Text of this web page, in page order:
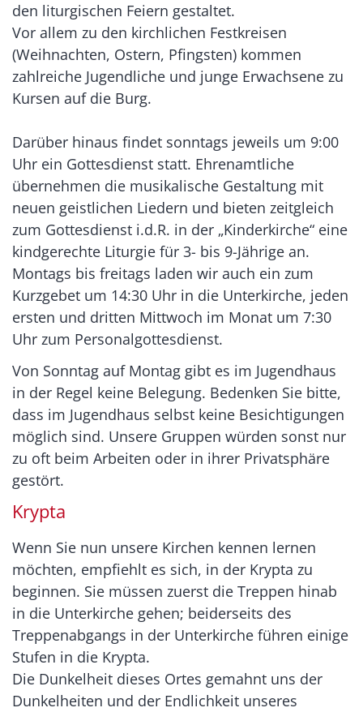
den liturgischen Feiern gestaltet.
Vor allem zu den kirchlichen Festkreisen
(Weihnachten, Ostern, Pfingsten) kommen
zahlreiche Jugendliche und junge Erwachsene zu
Kursen auf die Burg.
Darüber hinaus findet sonntags jeweils um 9:00
Uhr ein Gottesdienst statt. Ehrenamtliche
übernehmen die musikalische Gestaltung mit
neuen geistlichen Liedern und bieten zeitgleich
zum Gottesdienst i.d.R. in der „Kinderkirche“ eine
kindgerechte Liturgie für 3- bis 9-Jährige an.
Montags bis freitags laden wir auch ein zum
Kurzgebet um 14:30 Uhr in die Unterkirche, jeden
ersten und dritten Mittwoch im Monat um 7:30
Uhr zum Personalgottesdienst.
Von Sonntag auf Montag gibt es im Jugendhaus
in der Regel keine Belegung. Bedenken Sie bitte,
dass im Jugendhaus selbst keine Besichtigungen
möglich sind. Unsere Gruppen würden sonst nur
zu oft beim Arbeiten oder in ihrer Privatsphäre
gestört.
Krypta
Wenn Sie nun unsere Kirchen kennen lernen
möchten, empfiehlt es sich, in der Krypta zu
beginnen. Sie müssen zuerst die Treppen hinab
in die Unterkirche gehen; beiderseits des
Treppenabgangs in der Unterkirche führen einige
Stufen in die Krypta.
Die Dunkelheit dieses Ortes gemahnt uns der
Dunkelheiten und der Endlichkeit unseres